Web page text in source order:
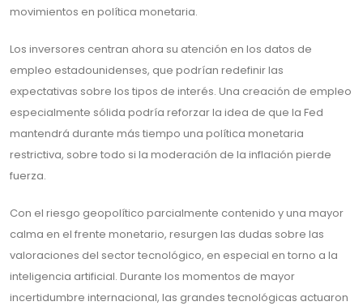
movimientos en política monetaria.
Los inversores centran ahora su atención en los datos de
empleo estadounidenses, que podrían redefinir las
expectativas sobre los tipos de interés. Una creación de empleo
especialmente sólida podría reforzar la idea de que la Fed
mantendrá durante más tiempo una política monetaria
restrictiva, sobre todo si la moderación de la inflación pierde
fuerza.
Con el riesgo geopolítico parcialmente contenido y una mayor
calma en el frente monetario, resurgen las dudas sobre las
valoraciones del sector tecnológico, en especial en torno a la
inteligencia artificial. Durante los momentos de mayor
incertidumbre internacional, las grandes tecnológicas actuaron